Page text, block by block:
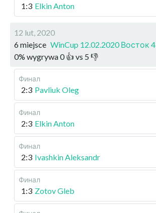
1:3 Elkin Anton
12 lut, 2020
6 miejsce WinCup 12.02.2020 Восток 4
0% wygrywa0👍 vs 5 👎
Финал
2:3 Pavliuk Oleg
Финал
2:3 Elkin Anton
Финал
2:3 Ivashkin Aleksandr
Финал
1:3 Zotov Gleb